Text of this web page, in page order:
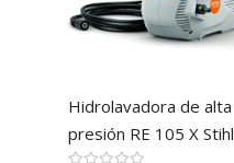
Hidrolavadora de alta
presión RE 105 X Stihl